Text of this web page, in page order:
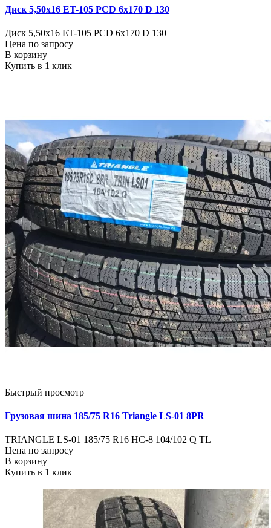
Диск 5,50х16 ET-105 PCD 6x170 D 130
Диск 5,50х16 ET-105 PCD 6x170 D 130
Цена по запросу
В корзину
Купить в 1 клик
Быстрый просмотр
Грузовая шина 185/75 R16 Triangle LS-01 8PR
TRIANGLE LS-01 185/75 R16 НС-8 104/102 Q TL
Цена по запросу
В корзину
Купить в 1 клик